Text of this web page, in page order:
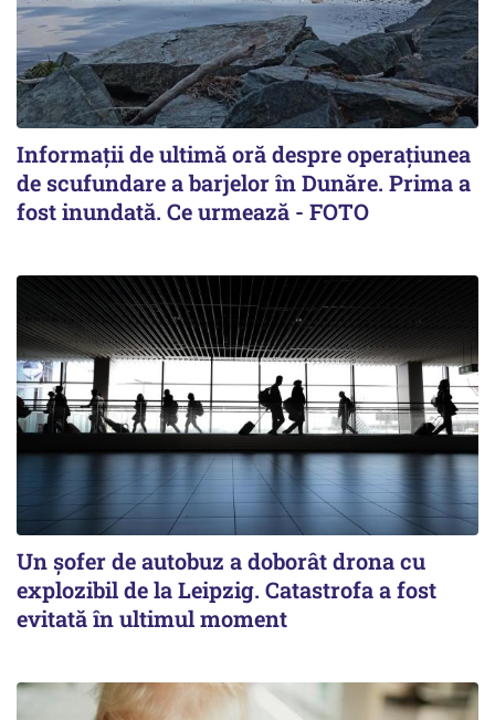
Informații de ultimă oră despre operațiunea
de scufundare a barjelor în Dunăre. Prima a
fost inundată. Ce urmează - FOTO
Un șofer de autobuz a doborât drona cu
explozibil de la Leipzig. Catastrofa a fost
evitată în ultimul moment